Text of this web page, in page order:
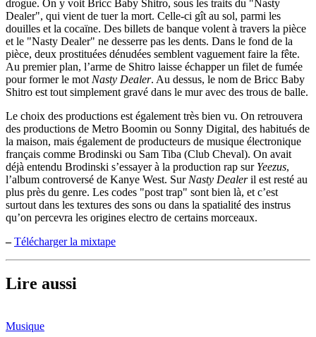
drogue. On y voit Bricc Baby Shitro, sous les traits du "Nasty
Dealer", qui vient de tuer la mort. Celle-ci gît au sol, parmi les
douilles et la cocaïne. Des billets de banque volent à travers la pièce
et le "Nasty Dealer" ne desserre pas les dents. Dans le fond de la
pièce, deux prostituées dénudées semblent vaguement faire la fête.
Au premier plan, l’arme de Shitro laisse échapper un filet de fumée
pour former le mot Nasty Dealer. Au dessus, le nom de Bricc Baby
Shitro est tout simplement gravé dans le mur avec des trous de balle.
Le choix des productions est également très bien vu. On retrouvera
des productions de Metro Boomin ou Sonny Digital, des habitués de
la maison, mais également de producteurs de musique électronique
français comme Brodinski ou Sam Tiba (Club Cheval). On avait
déjà entendu Brodinski s’essayer à la production rap sur Yeezus,
l’album controversé de Kanye West. Sur Nasty Dealeril est resté au
plus près du genre. Les codes "post trap" sont bien là, et c’est
surtout dans les textures des sons ou dans la spatialité des instrus
qu’on percevra les origines electro de certains morceaux.
– Télécharger la mixtape
Lire aussi
Musique